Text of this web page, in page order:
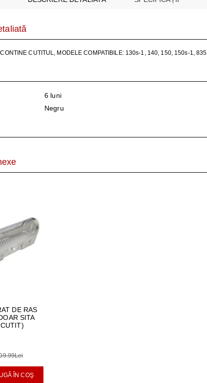
CUTITUL, MODELE COMPATIBILE: 130s-1, 140, 150, 150s-1, 835
6 luni
Negru
DE RAS
SITA
ÎN COŞ